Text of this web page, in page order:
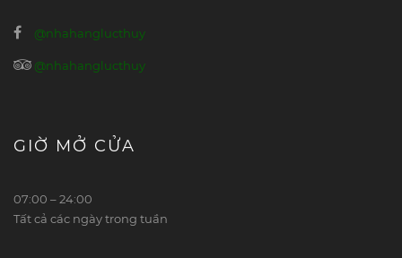
@nhahanglucthuy
@nhahanglucthuy
GIỜ MỞ CỬA
07:00 – 24:00
Tất cả các ngày trong tuần